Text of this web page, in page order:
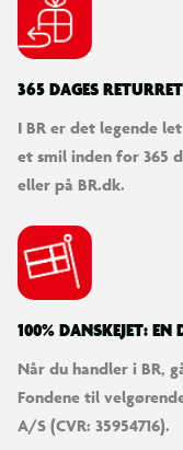
personlighed –
365 DAGES RETURRET
I BR er det legende
et smil inden for 365
eller på BR.dk.
100% DANSKEJET: EN
Når du handler i BR,
Fondene til
A/S (CVR: 35954716).